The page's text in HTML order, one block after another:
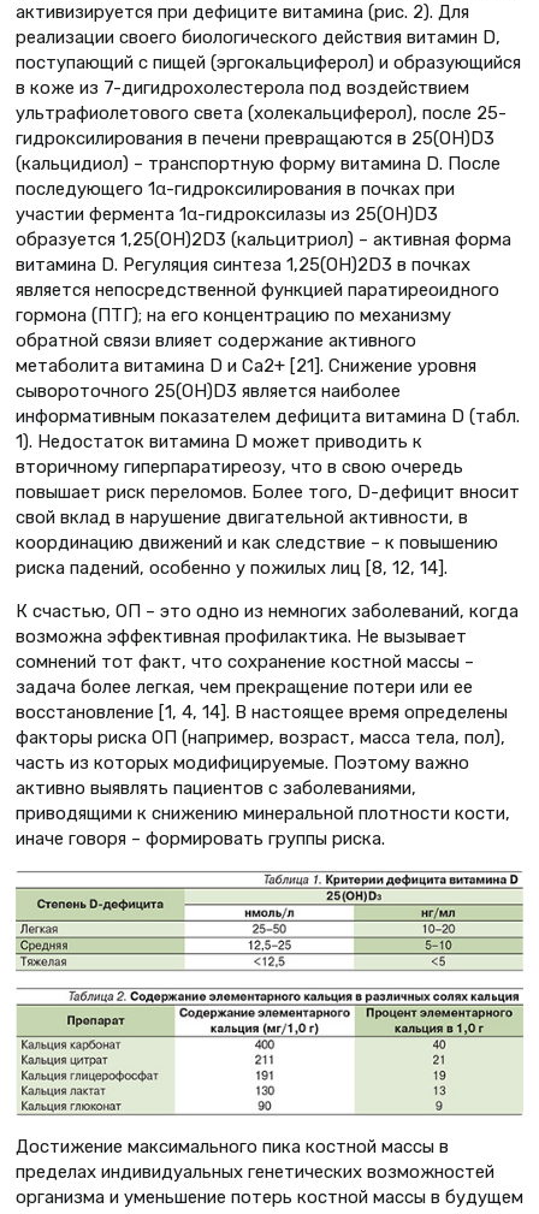
активизируется при дефиците витамина (рис. 2). Для
реализации своего биологического действия витамин D,
поступающий с пищей (эргокальциферол) и образующийся
в коже из 7-дигидрохолестерола под воздействием
ультрафиолетового света (холекальциферол), после 25-
гидроксилирования в печени превращаются в 25(ОН)D3
(кальцидиол) – транспортную форму витамина D. После
последующего 1α-гидроксилирования в почках при
участии фермента 1α-гидроксилазы из 25(ОН)D3
образуется 1,25(ОН)2D3 (кальцитриол) – активная форма
витамина D. Регуляция синтеза 1,25(ОН)2D3 в почках
является непосредственной функцией паратиреоидного
гормона (ПТГ); на его концентрацию по механизму
обратной связи влияет содержание активного
метаболита витамина D и Са2+ [21]. Снижение уровня
сывороточного 25(ОН)D3 является наиболее
информативным показателем дефицита витамина D (табл.
1). Недостаток витамина D может приводить к
вторичному гиперпаратиреозу, что в свою очередь
повышает риск переломов. Более того, D-дефицит вносит
свой вклад в нарушение двигательной активности, в
координацию движений и как следствие – к повышению
риска падений, особенно у пожилых лиц [8, 12, 14].
К счастью, ОП – это одно из немногих заболеваний, когда
возможна эффективная профилактика. Не вызывает
сомнений тот факт, что сохранение костной массы –
задача более легкая, чем прекращение потери или ее
восстановление [1, 4, 14]. В настоящее время определены
факторы риска ОП (например, возраст, масса тела, пол),
часть из которых модифицируемые. Поэтому важно
активно выявлять пациентов с заболеваниями,
приводящими к снижению минеральной плотности кости,
иначе говоря – формировать группы риска.
Достижение максимального пика костной массы в
пределах индивидуальных генетических возможностей
организма и уменьшение потерь костной массы в будущем